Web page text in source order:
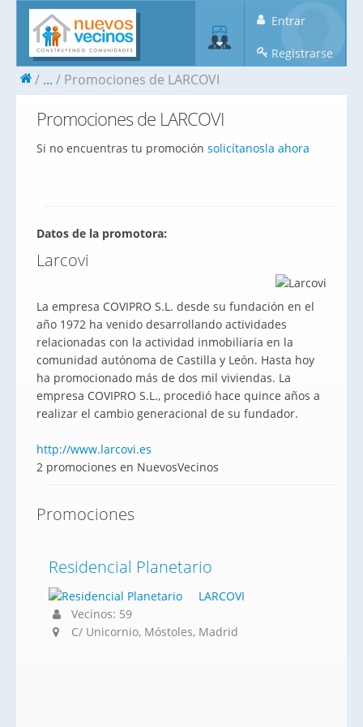
Entrar
Registrarse
... Promociones de LARCOVI
Promociones de LARCOVI
Si no encuentras tu promoción solicítanosla ahora
Datos de la promotora:
Larcovi
La empresa COVIPRO S.L. desde su fundación en el
año 1972 ha venido desarrollando actividades
relacionadas con la actividad inmobiliaria en la
comunidad autónoma de Castilla y León. Hasta hoy
ha promocionado más de dos mil viviendas. La
empresa COVIPRO S.L., procedió hace quince años a
realizar el cambio generacional de su fundador.
http://www.larcovi.es
2 promociones en NuevosVecinos
Promociones
Residencial Planetario
LARCOVI
Vecinos: 59
C/ Unicornio, Móstoles, Madrid